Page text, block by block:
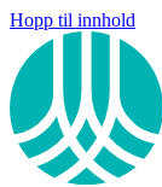
Hopp til innhold